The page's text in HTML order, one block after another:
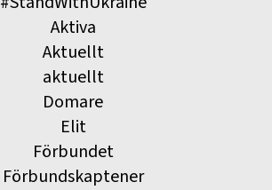
Aktiva
Aktuellt
aktuellt
Domare
Elit
Förbundet
Förbundskaptener